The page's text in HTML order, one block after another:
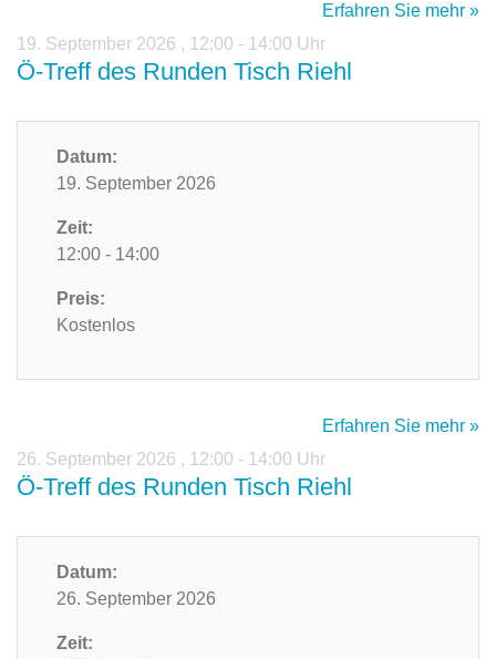
Erfahren Sie mehr »
19. September 2026 , 12:00 - 14:00 Uhr
Ö-Treff des Runden Tisch Riehl
Datum:
19. September 2026
Zeit:
12:00 - 14:00
Preis:
Kostenlos
Erfahren Sie mehr »
26. September 2026 , 12:00 - 14:00 Uhr
Ö-Treff des Runden Tisch Riehl
Datum:
26. September 2026
Zeit: